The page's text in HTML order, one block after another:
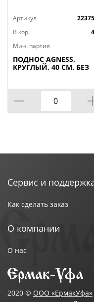
Артикул
В кор.
Мин. партия
ПОДНОС AGNESS,
КРУГЛЫЙ, 40 СМ. БЕЗ
Сервис и
Как сделать заказ
О компании
О нас
2020 © ООО «ЕрмакУфа»